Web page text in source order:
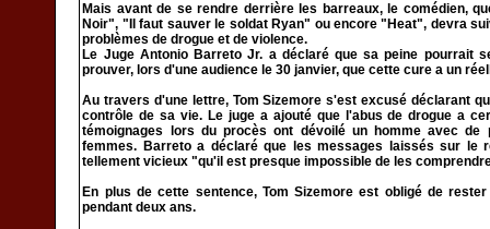
Mais avant de se rendre derrière les barreaux, le comédien,
Noir", "Il faut sauver le soldat Ryan" ou encore "Heat", devra
problèmes de drogue et de violence.
Le Juge Antonio Barreto Jr. a déclaré que sa peine pourrait
prouver, lors d'une audience le 30 janvier, que cette cure a un
Au travers d'une lettre, Tom Sizemore s'est excusé déclarant
contrôle de sa vie. Le juge a ajouté que l'abus de drogue a
témoignages lors du procès ont dévoilé un homme avec de
femmes. Barreto a déclaré que les messages laissés sur le
tellement vicieux "qu'il est presque impossible de les
En plus de cette sentence, Tom Sizemore est obligé de
pendant deux ans.